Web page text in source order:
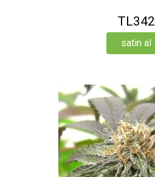
TL342
satin al